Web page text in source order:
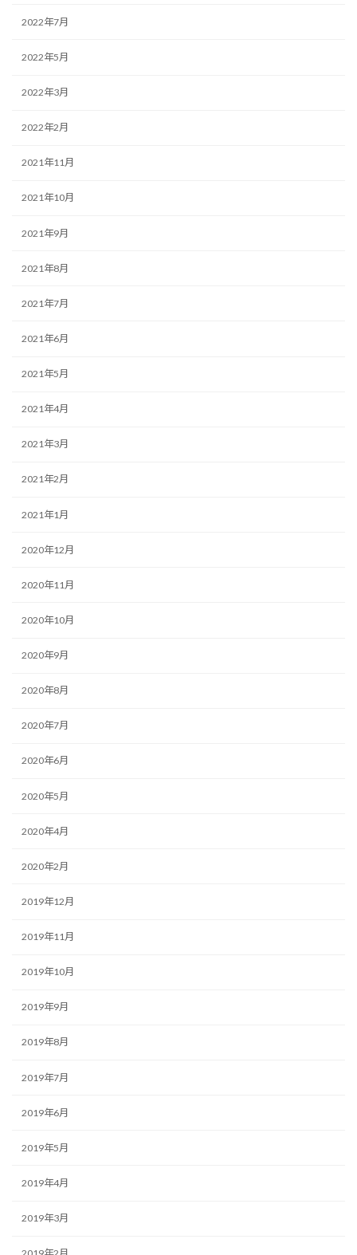
2022年7月
2022年5月
2022年3月
2022年2月
2021年11月
2021年10月
2021年9月
2021年8月
2021年7月
2021年6月
2021年5月
2021年4月
2021年3月
2021年2月
2021年1月
2020年12月
2020年11月
2020年10月
2020年9月
2020年8月
2020年7月
2020年6月
2020年5月
2020年4月
2020年2月
2019年12月
2019年11月
2019年10月
2019年9月
2019年8月
2019年7月
2019年6月
2019年5月
2019年4月
2019年3月